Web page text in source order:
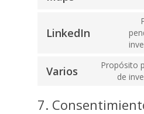
LinkedIn
Varios
Propósito
de
7.